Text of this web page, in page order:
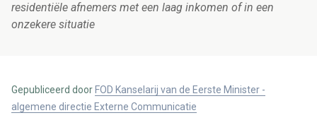
residentiële afnemers met een laag inkomen of in een
onzekere situatie
Gepubliceerd door FOD Kanselarij van de Eerste Minister -
algemene directie Externe Communicatie